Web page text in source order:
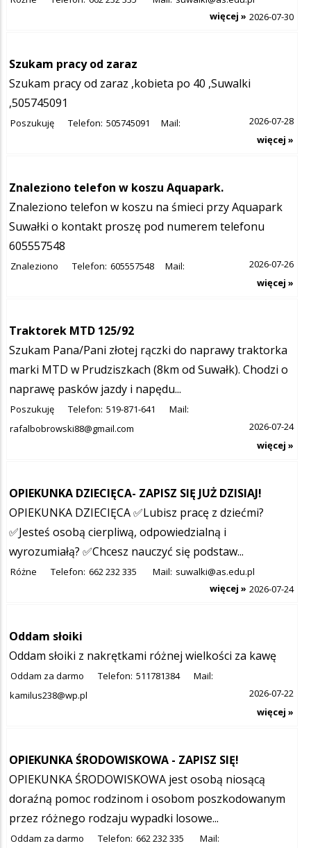
2026-07-30
więcej »
Szukam pracy od zaraz
Szukam pracy od zaraz ,kobieta po 40 ,Suwalki
,505745091
Poszukuję Telefon: 505745091 Mail:
2026-07-28
więcej »
Znaleziono telefon w koszu Aquapark.
Znaleziono telefon w koszu na śmieci przy Aquapark
Suwałki o kontakt proszę pod numerem telefonu
605557548
Znaleziono Telefon: 605557548 Mail:
2026-07-26
więcej »
Traktorek MTD 125/92
Szukam Pana/Pani złotej rączki do naprawy traktorka
marki MTD w Prudziszkach (8km od Suwałk). Chodzi o
naprawę pasków jazdy i napędu...
Poszukuję Telefon: 519-871-641
Mail:
rafalbobrowski88@gmail.com
2026-07-24
więcej »
OPIEKUNKA DZIECIĘCA- ZAPISZ SIĘ JUŻ DZISIAJ!
OPIEKUNKA DZIECIĘCA ✅Lubisz pracę z dziećmi?
✅Jesteś osobą cierpliwą, odpowiedzialną i
wyrozumiałą? ✅Chcesz nauczyć się podstaw...
Różne Telefon: 662 232 335 Mail: suwalki@as.edu.pl
2026-07-24
więcej »
Oddam słoiki
Oddam słoiki z nakrętkami różnej wielkości za kawę
Oddam za darmo Telefon: 511781384
Mail:
kamilus238@wp.pl
2026-07-22
więcej »
OPIEKUNKA ŚRODOWISKOWA - ZAPISZ SIĘ!
OPIEKUNKA ŚRODOWISKOWA jest osobą niosącą
doraźną pomoc rodzinom i osobom poszkodowanym
przez różnego rodzaju wypadki losowe...
Oddam za darmo Telefon: 662 232 335
Mail: